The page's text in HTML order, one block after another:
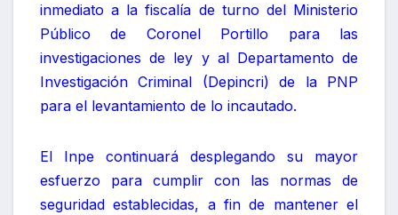
inmediato a la fiscalía de turno del Ministerio
Público de Coronel Portillo para las
investigaciones de ley y al Departamento de
Investigación Criminal (Depincri) de la PNP
para el levantamiento de lo incautado.
El Inpe continuará desplegando su mayor
esfuerzo para cumplir con las normas de
seguridad establecidas, a fin de mantener el